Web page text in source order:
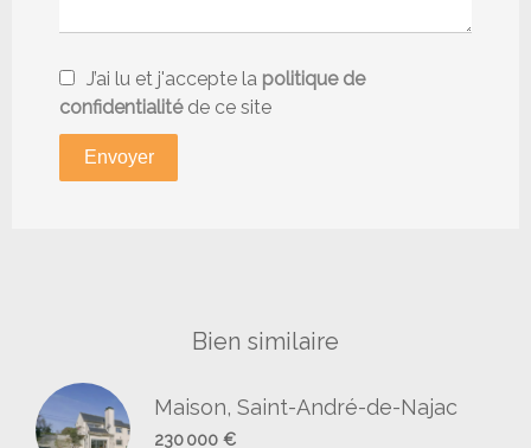
J’ai lu et j'accepte la politique de
confidentialitéde ce site
Envoyer
Bien similaire
Maison, Saint-André-de-Najac
230 000 €